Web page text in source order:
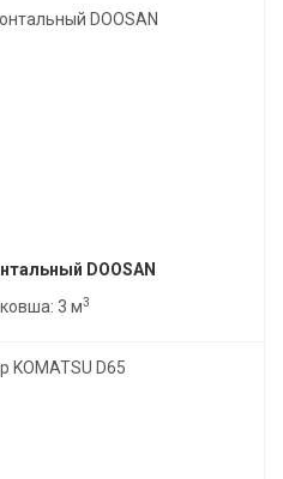
DOOSAN
3 м3